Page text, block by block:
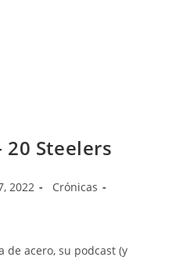
20 Steelers
2022
Crónicas
de acero, su podcast (y